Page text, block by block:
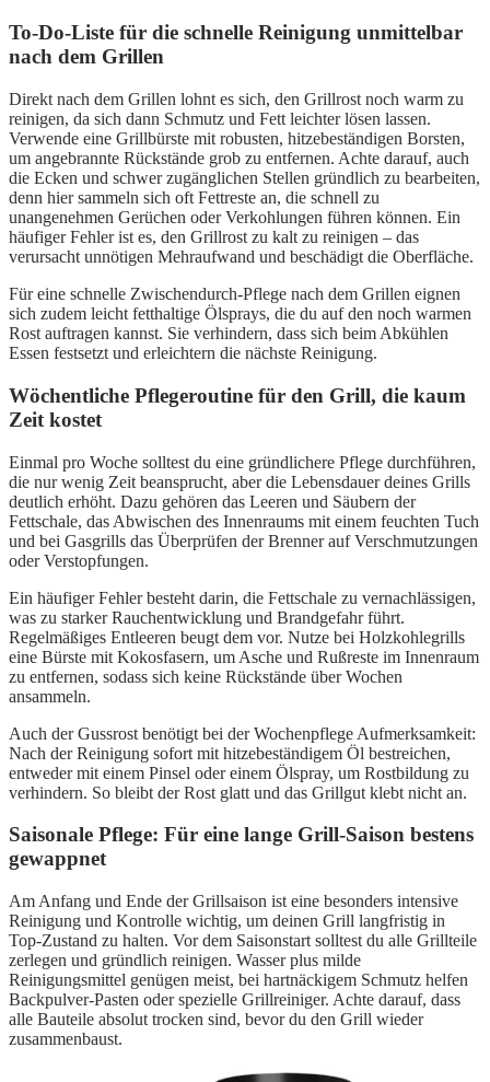
To-Do-Liste für die schnelle Reinigung unmittelbar
nach dem Grillen
Direkt nach dem Grillen lohnt es sich, den Grillrost noch warm zu
reinigen, da sich dann Schmutz und Fett leichter lösen lassen.
Verwende eine Grillbürste mit robusten, hitzebeständigen Borsten,
um angebrannte Rückstände grob zu entfernen. Achte darauf, auch
die Ecken und schwer zugänglichen Stellen gründlich zu bearbeiten,
denn hier sammeln sich oft Fettreste an, die schnell zu
unangenehmen Gerüchen oder Verkohlungen führen können. Ein
häufiger Fehler ist es, den Grillrost zu kalt zu reinigen – das
verursacht unnötigen Mehraufwand und beschädigt die Oberfläche.
Für eine schnelle Zwischendurch-Pflege nach dem Grillen eignen
sich zudem leicht fetthaltige Ölsprays, die du auf den noch warmen
Rost auftragen kannst. Sie verhindern, dass sich beim Abkühlen
Essen festsetzt und erleichtern die nächste Reinigung.
Wöchentliche Pflegeroutine für den Grill, die kaum
Zeit kostet
Einmal pro Woche solltest du eine gründlichere Pflege durchführen,
die nur wenig Zeit beansprucht, aber die Lebensdauer deines Grills
deutlich erhöht. Dazu gehören das Leeren und Säubern der
Fettschale, das Abwischen des Innenraums mit einem feuchten Tuch
und bei Gasgrills das Überprüfen der Brenner auf Verschmutzungen
oder Verstopfungen.
Ein häufiger Fehler besteht darin, die Fettschale zu vernachlässigen,
was zu starker Rauchentwicklung und Brandgefahr führt.
Regelmäßiges Entleeren beugt dem vor. Nutze bei Holzkohlegrills
eine Bürste mit Kokosfasern, um Asche und Rußreste im Innenraum
zu entfernen, sodass sich keine Rückstände über Wochen
ansammeln.
Auch der Gussrost benötigt bei der Wochenpflege Aufmerksamkeit:
Nach der Reinigung sofort mit hitzebeständigem Öl bestreichen,
entweder mit einem Pinsel oder einem Ölspray, um Rostbildung zu
verhindern. So bleibt der Rost glatt und das Grillgut klebt nicht an.
Saisonale Pflege: Für eine lange Grill-Saison bestens
gewappnet
Am Anfang und Ende der Grillsaison ist eine besonders intensive
Reinigung und Kontrolle wichtig, um deinen Grill langfristig in
Top-Zustand zu halten. Vor dem Saisonstart solltest du alle Grillteile
zerlegen und gründlich reinigen. Wasser plus milde
Reinigungsmittel genügen meist, bei hartnäckigem Schmutz helfen
Backpulver-Pasten oder spezielle Grillreiniger. Achte darauf, dass
alle Bauteile absolut trocken sind, bevor du den Grill wieder
zusammenbaust.